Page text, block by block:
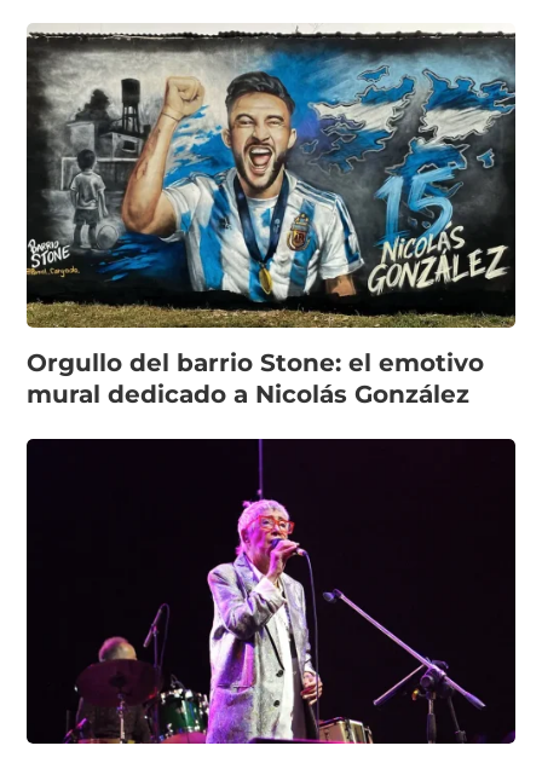
Orgullo del barrio Stone: el emotivo
mural dedicado a Nicolás González